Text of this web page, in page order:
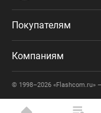
Покупателям
Компаниям
© 1998–2026 «Flashcom.ru»